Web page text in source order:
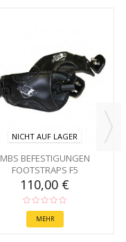
NICHT AUF LAGER
MBS BEFESTIGUNGEN
FOOTSTRAPS F5
110,00 €
MEHR